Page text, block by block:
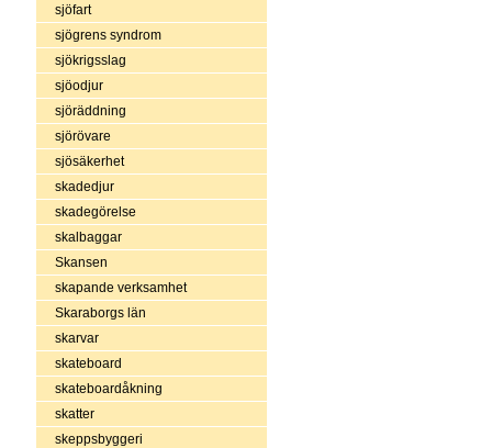
sjöfart
sjögrens syndrom
sjökrigsslag
sjöodjur
sjöräddning
sjörövare
sjösäkerhet
skadedjur
skadegörelse
skalbaggar
Skansen
skapande verksamhet
Skaraborgs län
skarvar
skateboard
skateboardåkning
skatter
skeppsbyggeri